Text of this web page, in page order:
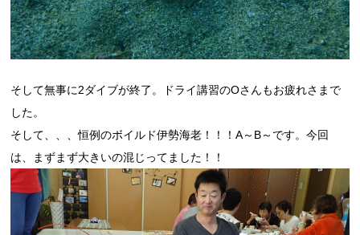
そして無事に2ダイブが終了。ドライ講習のOさんもお疲れさまで
した。
そして、、、恒例のボイルド伊勢海老！！！A～B～です。今回
は、まずまず大きいの混じってました！！